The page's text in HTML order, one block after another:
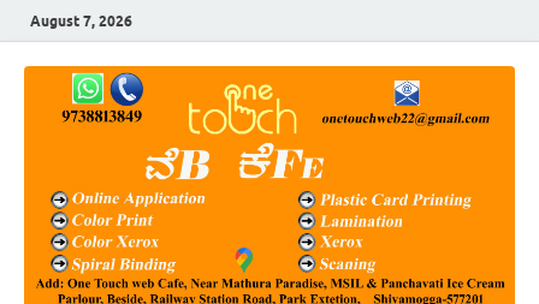
August 7, 2026